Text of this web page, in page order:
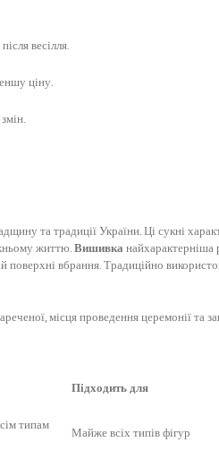
весілля.
ціну.
та традиції України. Ці сукні
життю.Вишивка найхарактерніша
вбрання. Традиційно
місця проведення церемонії та
Підходить для
типам
Майже всіх типів фігур